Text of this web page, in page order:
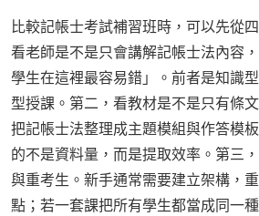
比較記帳士考試補習班時，可以先從
看老師是不是只會講解記帳士法內容
學生在這裡最容易錯」。前者是知識
型授課。第二，看教材是不是只有條
把記帳士法整理成主題模組與作答模
的不是資料量，而是提取效率。第三
與重考生。新手通常需要建立架構，
點；若一套課把所有學生都當成同一